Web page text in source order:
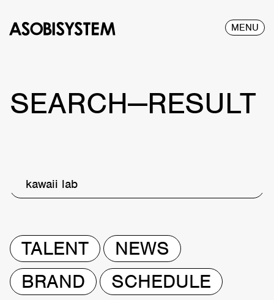
MENU
SEARCH—RESULT
kawaii lab
TALENT
NEWS
BRAND
SCHEDULE